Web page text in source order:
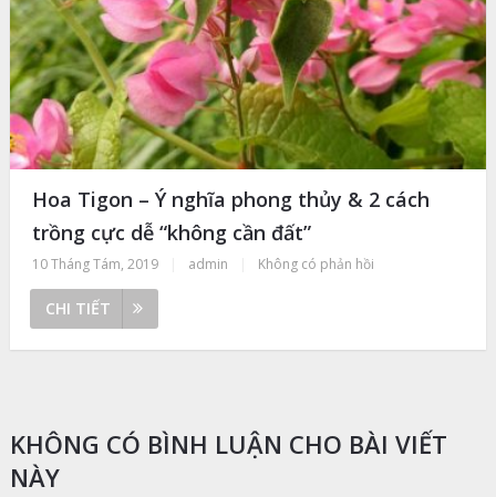
Hoa Tigon – Ý nghĩa phong thủy & 2 cách
trồng cực dễ “không cần đất”
10 Tháng Tám, 2019 admin Không có phản hồi
CHI TIẾT
KHÔNG CÓ BÌNH LUẬN CHO BÀI VIẾT
NÀY